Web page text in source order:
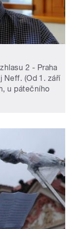
2 - Praha
Neff. (Od 1. září
u pátečního